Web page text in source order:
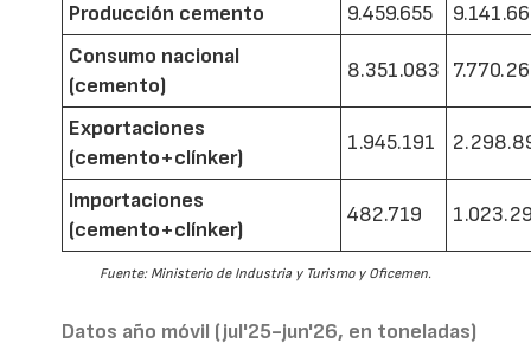
Producción cemento 9.459.655
Consumo nacional
(cemento)
8.351.083
Exportaciones
(cemento+clínker)
1.945.191
Importaciones
(cemento+clínker)
482.719
Fuente: Ministerio de Industria y Turismo y Oficemen.
Datos año móvil (jul'25-jun'26, en toneladas)